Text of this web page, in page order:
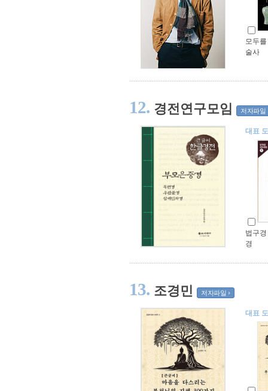
모두
술사
12. 경전연구모임 저자파일
대표
법구
경
13. 조경민 저자파일
대표